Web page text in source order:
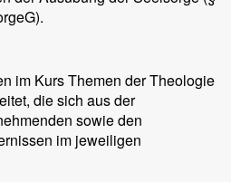
im Kurs Themen der Theologie
die sich aus der
sowie den
im jeweiligen